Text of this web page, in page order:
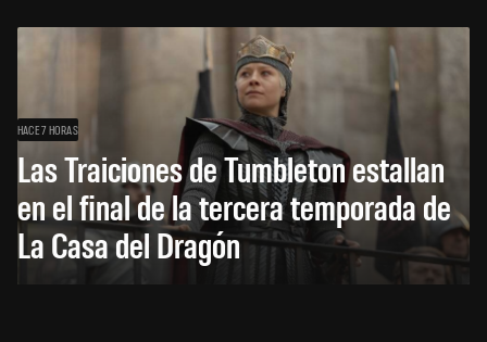
HACE 7 HORAS
Las Traiciones de Tumbleton estallan
en el final de la tercera temporada de
La Casa del Dragón